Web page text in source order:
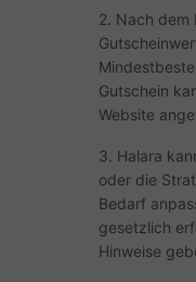
2. Nach dem
Gutschein
Website
3. Halara
oder die
Bedarf
gesetzlich
Hinweise